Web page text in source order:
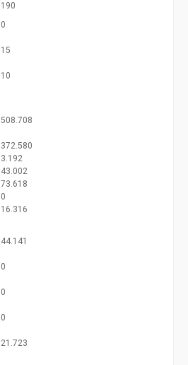
190
0
15
10
508.708
372.580
3.192
43.002
73.618
0
16.316
44.141
0
0
0
21.723